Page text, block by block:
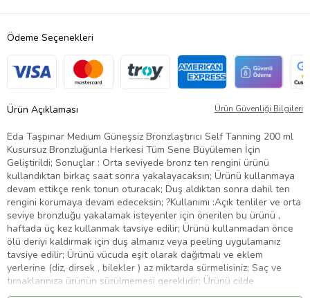
Ödeme Seçenekleri
Ürün Açıklaması Ürün Güvenliği Bilgileri
Eda Taşpınar Medıum Güneşsiz Bronzlaştırıcı Self Tanning 200 ml
Kusursuz Bronzluğunla Herkesi Tüm Sene Büyülemen İçin
Geliştirildi; Sonuçlar : Orta seviyede bronz ten rengini ürünü
kullandıktan birkaç saat sonra yakalayacaksın; Ürünü kullanmaya
devam ettikçe renk tonun oturacak; Duş aldıktan sonra dahil ten
rengini korumaya devam edeceksin; ?Kullanımı :Açık tenliler ve orta
seviye bronzluğu yakalamak isteyenler için önerilen bu ürünü ,
haftada üç kez kullanmak tavsiye edilir; Ürünü kullanmadan önce
ölü deriyi kaldırmak için duş almanız veya peeling uygulamanız
tavsiye edilir; Ürünü vücuda eşit olarak dağıtmalı ve eklem
yerlerine (diz, dirsek , bilekler ) az miktarda sürmelisiniz; Saç ve
tırnaklarınıza ürünün sürülmemesi gereklidir; Ürünü cilde
uygularken eldiven kullanılmalı ve ürünü kullandıktan sonra